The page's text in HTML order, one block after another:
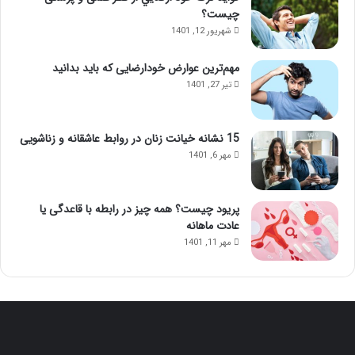
چیست؟
شهریور 12, 1401
مهم‌ترین عوارض خودارضایی که باید بدانید
تیر 27, 1401
15 نشانه خیانت زنان در روابط عاشقانه و زناشویی
مهر 6, 1401
پریود چیست؟ همه چیز در رابطه با قاعدگی یا
عادت ماهانه
مهر 11, 1401